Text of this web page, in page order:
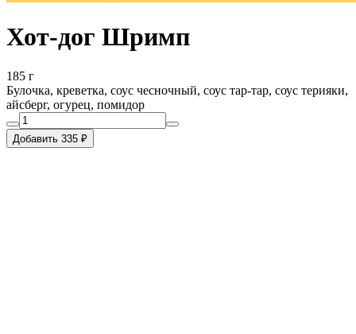
Хот-дог Шримп
185 г
Булочка, креветка, соус чесночный, соус тар-тар, соус терияки,
айсберг, огурец, помидор
Добавить 335 ₽